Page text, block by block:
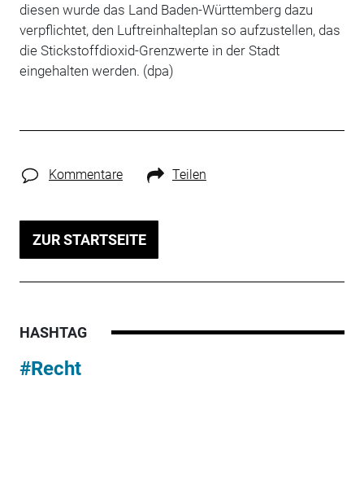
diesen wurde das Land Baden-Württemberg dazu
verpflichtet, den Luftreinhalteplan so aufzustellen, das
die Stickstoffdioxid-Grenzwerte in der Stadt
eingehalten werden. (dpa)
Kommentare Teilen
ZUR STARTSEITE
HASHTAG
#Recht